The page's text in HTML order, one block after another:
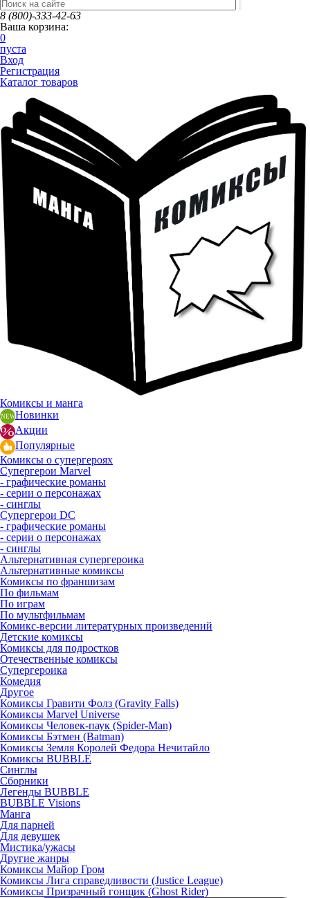
8 (800)-333-42-63
Ваша корзина:
0
пуста
Вход
Регистрация
Каталог товаров
Комиксы и манга
Новинки
Акции
Популярные
Комиксы о супергероях
Супергерои Marvel
- графические романы
- серии о персонажах
- синглы
Супергерои DC
- графические романы
- серии о персонажах
- синглы
Альтернативная супергероика
Альтернативные комиксы
Комиксы по франшизам
По фильмам
По играм
По мультфильмам
Комикс-версии литературных произведений
Детские комиксы
Комиксы для подростков
Отечественные комиксы
Супергероика
Комедия
Другое
Комиксы Гравити Фолз (Gravity Falls)
Комиксы Marvel Universe
Комиксы Человек-паук (Spider-Man)
Комиксы Бэтмен (Batman)
Комиксы Земля Королей Федора Нечитайло
Комиксы BUBBLE
Синглы
Сборники
Легенды BUBBLE
BUBBLE Visions
Манга
Для парней
Для девушек
Мистика/ужасы
Другие жанры
Комиксы Майор Гром
Комиксы Лига справедливости (Justice League)
Комиксы Призрачный гонщик (Ghost Rider)